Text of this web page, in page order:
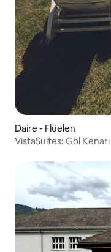
Daire - Flüelen
VistaSuites: Göl